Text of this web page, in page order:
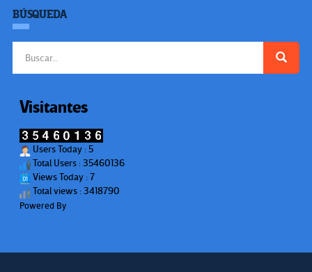
BÚSQUEDA
Visitantes
Users Today : 5
Total Users : 35460136
Views Today : 7
Total views : 3418790
Powered By